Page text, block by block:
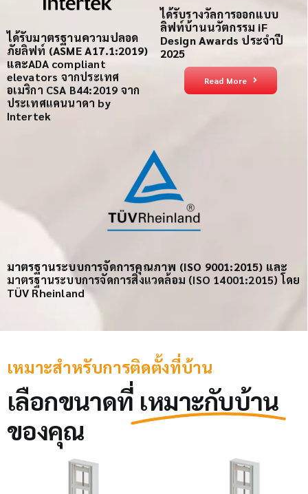
ได้รับมาตรฐานความปลอด
ภัยลิฟท์ (ASME A17.1:2019)
และADA compliant
elevators จากประเทศ
อเมริกา CSA B44:2019 จาก
ประเทศแคนนาดา by
Intertek
ได้รับรางวัลการออกแบบ
ลิฟท์บ้านนวัตกรรม iF
Design Awards ประจำปี
2025
Read More
มาตรฐานระบบการจัดการคุณภาพ (ISO 9001:2015) และ
มาตรฐานระบบการจัดการสิ่งแวดล้อม (ISO 14001:2015) โดย
TÜV Rheinland
เหมาะสำหรับการติดตั้งที่บ้าน
เลือกขนาดที่ เหมาะกับบ้าน
ของคุณ